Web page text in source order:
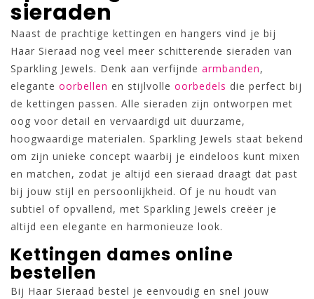
sieraden
Naast de prachtige kettingen en hangers vind je bij
Haar Sieraad nog veel meer schitterende sieraden van
Sparkling Jewels. Denk aan verfijnde armbanden,
elegante oorbellen en stijlvolle oorbedels die perfect bij
de kettingen passen. Alle sieraden zijn ontworpen met
oog voor detail en vervaardigd uit duurzame,
hoogwaardige materialen. Sparkling Jewels staat bekend
om zijn unieke concept waarbij je eindeloos kunt mixen
en matchen, zodat je altijd een sieraad draagt dat past
bij jouw stijl en persoonlijkheid. Of je nu houdt van
subtiel of opvallend, met Sparkling Jewels creëer je
altijd een elegante en harmonieuze look.
Kettingen dames online
bestellen
Bij Haar Sieraad bestel je eenvoudig en snel jouw